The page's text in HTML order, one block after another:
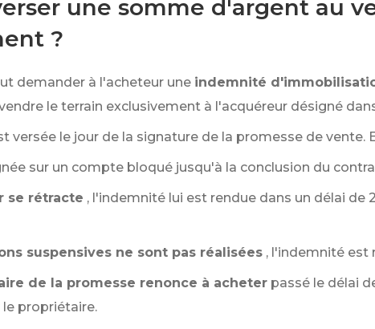
une somme d'argent au
?
demander à l'acheteur une indemnité
le terrain exclusivement à l'acquéreur désigné
versée le jour de la signature de la promesse de vente.
sur un compte bloqué jusqu'à la conclusion du
se rétracte , l'indemnité lui est rendue dans un délai
suspensives ne sont pas réalisées , l'indemnité est
de la promesse renonce à acheter passé le délai
propriétaire.